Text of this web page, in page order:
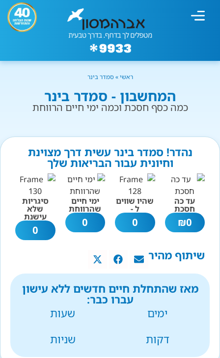
ראשי» סמדר בינר
המחשבון - סמדר בינר
כמה כסף חסכת וכמה ימי חיים הרווחת
נהדר! סמדר בינר עשית דרך מצוינת
וחיונית עבור הבריאות שלך
עד כה
חסכת
0
₪
שהיו שווים
ל -
0
ימי חיים
שהרווחת
0
סיגריות
שלא
עישנת
0
שיתוף מהיר
מאז שהתחלת חיים חדשים ללא עישון
עברו כבר:
ימים
שעות
דקות
שניות